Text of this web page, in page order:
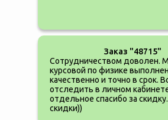
Заказ "48715"
Сотрудничеством доволен.
курсовой по физике выполнен
качественно и точно в срок.
отследить в личном
отдельное спасибо за
скидки))